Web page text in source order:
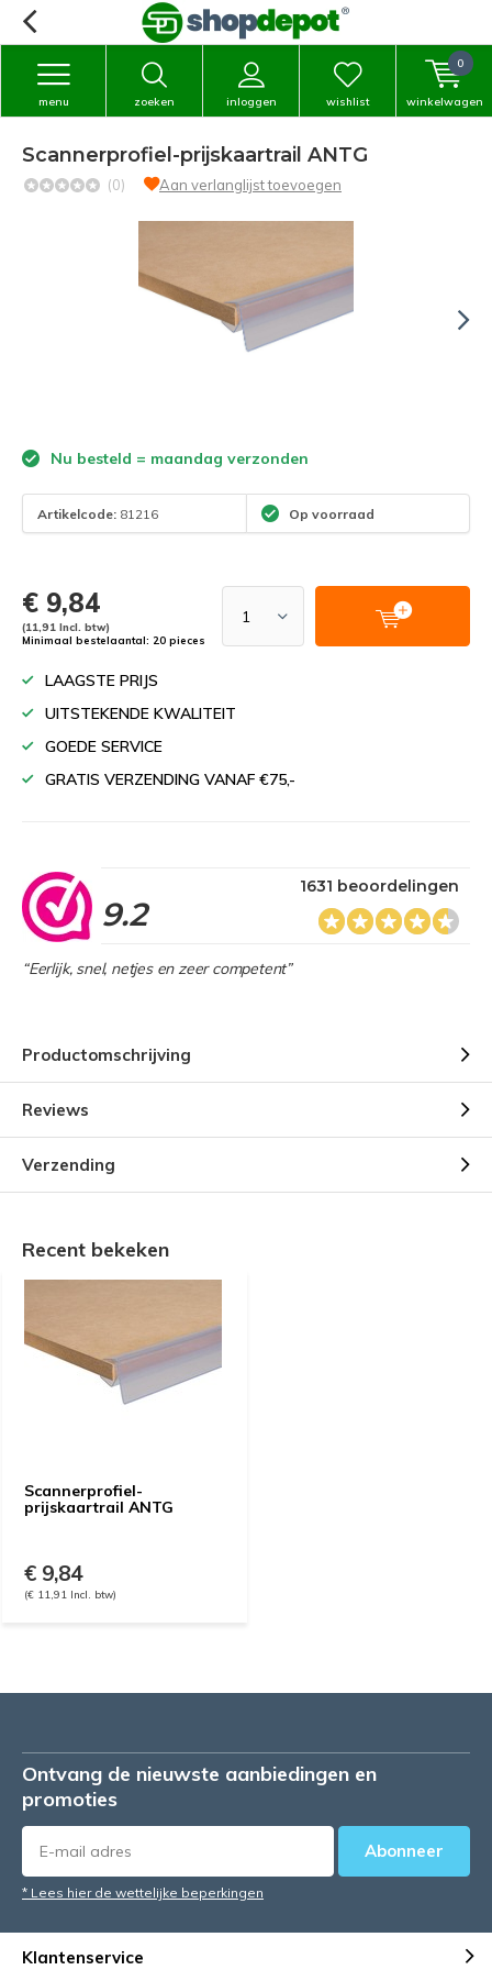
zoeken inloggen
menu wishlist winkelwagen
0
Scannerprofiel-prijskaartrail ANTG
(0) Aan verlanglijst toevoegen
Nu besteld = maandag verzonden
Artikelcode: 81216 Op voorraad
€ 9,84
(11,91 Incl. btw)
Minimaal bestelaantal: 20 pieces
LAAGSTE PRIJS
UITSTEKENDE KWALITEIT
GOEDE SERVICE
GRATIS VERZENDING VANAF €75,-
9.2
1631 beoordelingen
“Eerlijk, snel, netjes en zeer competent”
Productomschrijving
Reviews
Verzending
Recent bekeken
Scannerprofiel-
prijskaartrail ANTG
€ 9,84
(€ 11,91 Incl. btw)
Ontvang de nieuwste aanbiedingen en
promoties
Abonneer
* Lees hier de wettelijke beperkingen
Klantenservice